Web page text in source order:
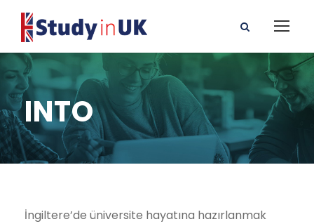
INTO
İngiltere’de üniversite hayatına hazırlanmak